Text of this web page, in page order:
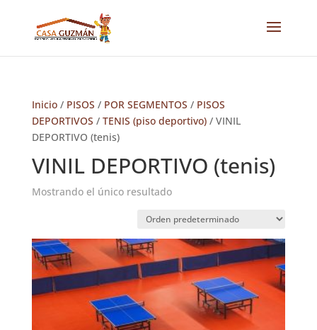
Inicio/ PISOS / POR SEGMENTOS / PISOS
DEPORTIVOS / TENIS (piso deportivo)/ VINIL
DEPORTIVO (tenis)
VINIL DEPORTIVO (tenis)
Mostrando el único resultado